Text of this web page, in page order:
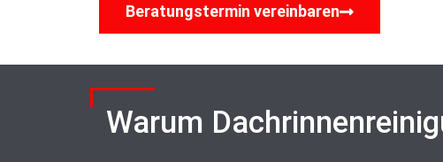
Beratungstermin vereinbaren
Warum